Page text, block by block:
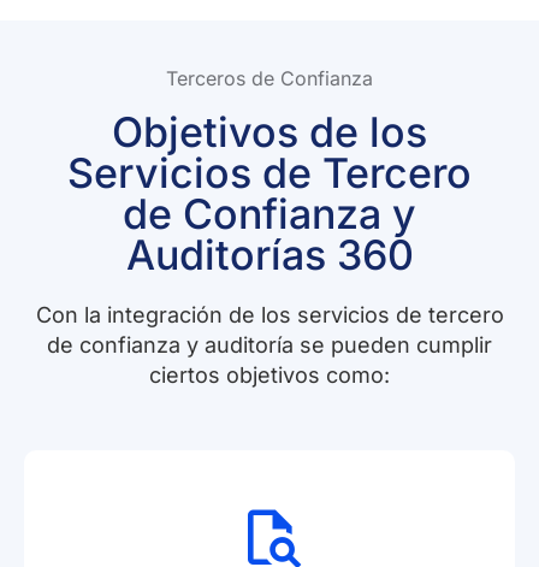
Terceros de Confianza​
Objetivos de los
Servicios de Tercero
de Confianza y
Auditorías 360
Con la integración de los servicios de tercero
de confianza y auditoría se pueden cumplir
ciertos objetivos como: